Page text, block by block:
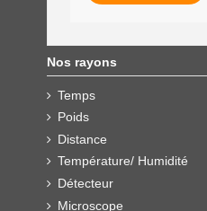
Nos rayons
Temps
Poids
Distance
Température/ Humidité
Détecteur
Microscope